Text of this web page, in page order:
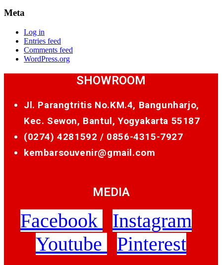
Meta
Log in
Entries feed
Comments feed
WordPress.org
SHOWROOM
Jl. Parangtritis No.KM.4, Bangunharjo,
Kec. Sewon, Bantul, Yogyakarta 55187
(0274) 4281592 / 0856-4315-7927
kembarsouvenir@gmail.com
MEDIA
Facebook
Instagram
Youtube
Pinterest